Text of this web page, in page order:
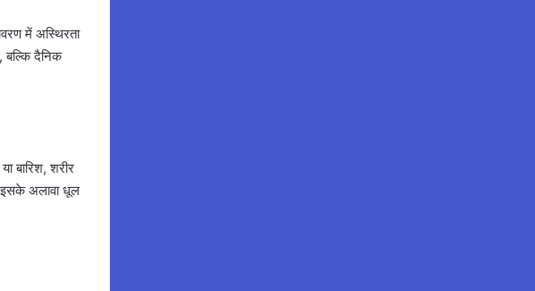
में अस्थिरता
बल्कि दैनिक
बारिश, शरीर
अलावा धूल